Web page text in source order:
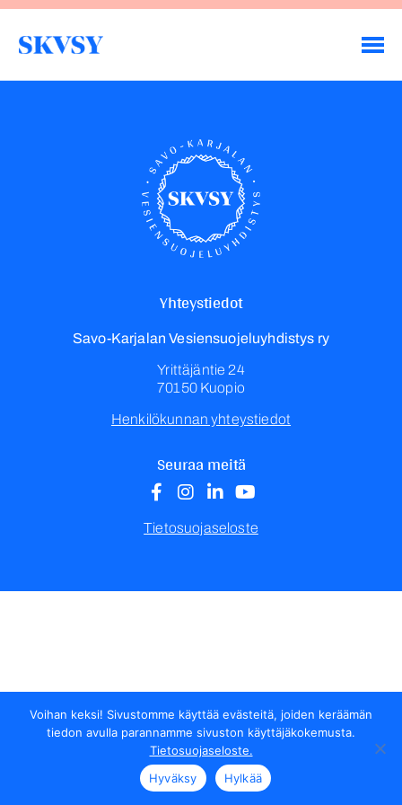
Hyppää
Yhteystiedot
Savo-Karjalan Vesiensuojeluyhdistys ry
Yrittäjäntie 24
70150 Kuopio
Henkilökunnan yhteystiedot
Seuraa meitä
Tietosuojaseloste
Voihan keksi! Sivustomme käyttää evästeitä, joiden keräämän
tiedon avulla parannamme sivuston käyttäjäkokemusta.
Tietosuojaseloste.
Hyväksy
Hylkää